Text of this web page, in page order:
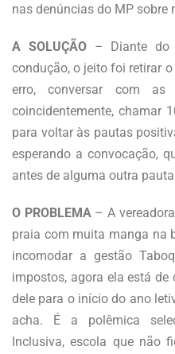
nas denúncias do MP sobre
A SOLUÇÃO– Diante do
condução, o jeito foi retirar
erro, conversar com as
coincidentemente, chamar
para voltar às pautas
esperando a convocação,
antes de alguma outra
O PROBLEMA– A
praia com muita manga na
incomodar a gestão
impostos, agora ela está
dele para o início do ano
acha. É a polêmica
Inclusiva, escola que não